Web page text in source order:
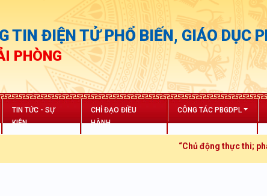
TIN ĐIỆN TỬ PHỔ BIẾN, GIÁO DỤC
PHÒNG
TIN TỨC - SỰ
KIỆN
CHỈ ĐẠO ĐIỀU
HÀNH
CÔNG TÁC PBGDPL
“Chủ động thực thi; phát huy